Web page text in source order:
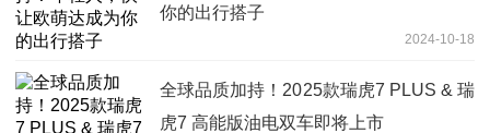
你的出行搭子
2024-10-18
全球品质加持！2025款瑞虎7 PLUS & 瑞
虎7 高能版油电双车即将上市